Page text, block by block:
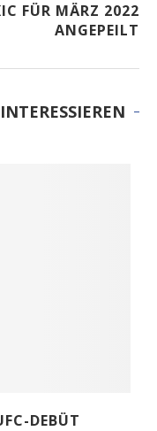
FÜR MÄRZ 2022
ANGEPEILT
DEBÜT